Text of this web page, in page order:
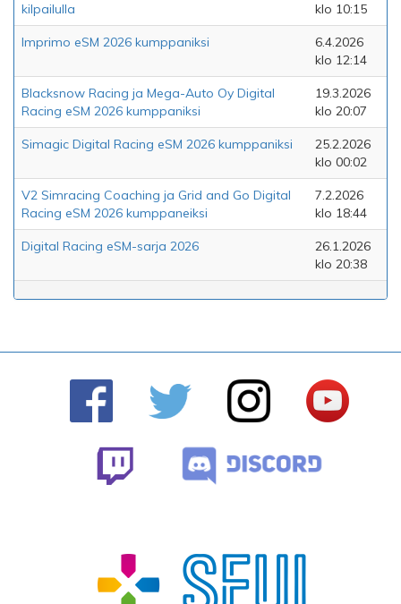
kilpailulla
klo 10:15
Imprimo eSM 2026 kumppaniksi
6.4.2026
klo 12:14
Blacksnow Racing ja Mega-Auto Oy Digital
Racing eSM 2026 kumppaniksi
19.3.2026
klo 20:07
Simagic Digital Racing eSM 2026 kumppaniksi
25.2.2026
klo 00:02
V2 Simracing Coaching ja Grid and Go Digital
Racing eSM 2026 kumppaneiksi
7.2.2026
klo 18:44
Digital Racing eSM-sarja 2026
26.1.2026
klo 20:38